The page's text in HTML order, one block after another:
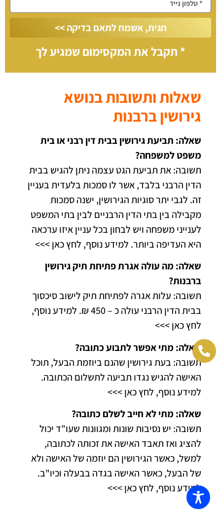
חגית, אשמח לתאם בדיקה >>
* תקבל את המקסימום שמגיע לך
שאלות ותשובות בנושא
גירושין ברבנות
שאלה: תביעת גירושין בבית דין רבני או בית
משפט למשפחה?
תשובה: את תביעת הגט עצמה ניתן להגיש בבית
הדין הרבני בלבד, אשר לו סמכות בלעדית בעניין
זה. לגבי יתר סוגיות הגירושין, ישנה סמכות
מקבילה בין בתי הדין הרבניים לבין בתי המשפט
לענייני משפחה ויש לבחון בכל עניין איזו ערכאה
היא העדיפה ביותר. למידע נוסף, לחץ כאן >>>
שאלה: מה עולה אגרת פתיחת תיק גירושין
ברבנות?
תשובה: עלות אגרה לפתיחת תיק לישוב סיכסוך
בבית הדין הרבני עולה כ – 450 ₪.
למידע נוסף,
לחץ כאן >>>
שאלה: מתי אפשר לתבוע כתובה?
תשובה: בעת גירושין שהנם ביוזמת הבעל, תוכל
האישה להגיש נגדו תביעה לתשלום הכתובה.
למידע נוסף, לחץ כאן >>>
שאלה: מתי לא חייב לשלם כתובה?
תשובה: יש נסיבות שונות ומגוונות שעו"ד יכול
להציג ואז תאבד האישה את זכותה לכתובה,
למשל, כאשר הגירושין הם יוזמה של האישה ולא
של הבעל, כאשר האישה בגדה בבעלה וכיו"ב.
למידע נוסף, לחץ כאן >>>